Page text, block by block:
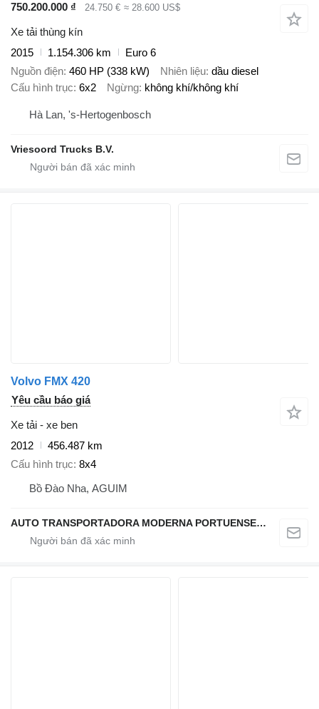
750.200.000 ₫
24.750 € ≈ 28.600 US$
Xe tải thùng kín
2015
1.154.306 km
Euro 6
Nguồn điện 460 HP (338 kW) Nhiên liệu dầu diesel
Cấu hình trục 6x2 Ngừng không khí/không khí
Hà Lan, 's-Hertogenbosch
Vriesoord Trucks B.V.
Volvo FMX 420
Yêu cầu báo giá
Xe tải - xe ben
2012
456.487 km
Cấu hình trục 8x4
Bồ Đào Nha, AGUIM
AUTO TRANSPORTADORA MODERNA PORTUENSE SA